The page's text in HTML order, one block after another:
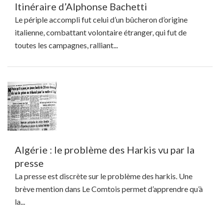
Itinéraire d’Alphonse Bachetti
Le périple accompli fut celui d’un bûcheron d’origine
italienne, combattant volontaire étranger, qui fut de
toutes les campagnes, ralliant...
Algérie : le problème des Harkis vu par la
presse
La presse est discrète sur le problème des harkis. Une
brève mention dans Le Comtois permet d’apprendre qu’à
la...